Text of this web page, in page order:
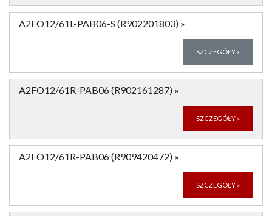
A2FO12/61L-PAB06-S (R902201803) »
SZCZEGÓŁY »
A2FO12/61R-PAB06 (R902161287) »
SZCZEGÓŁY »
A2FO12/61R-PAB06 (R909420472) »
SZCZEGÓŁY »